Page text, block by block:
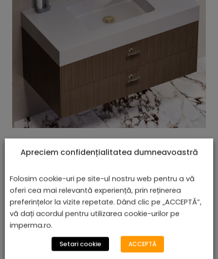
De la 914,11 lei
Apreciem confidențialitatea dumneavoastră
Folosim cookie-uri pe site-ul nostru web pentru a vă
oferi cea mai relevantă experiență, prin reținerea
preferințelor la vizite repetate. Dând clic pe „ACCEPTĂ”,
vă dați acordul pentru utilizarea cookie-urilor pe
imperma.ro.
Setari cookie ACCEPTĂ